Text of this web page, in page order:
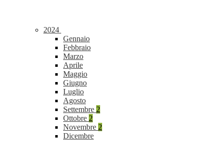
2024
Gennaio
Febbraio
Marzo
Aprile
Maggio
Giugno
Luglio
Agosto
Settembre 2
Ottobre 2
Novembre 2
Dicembre